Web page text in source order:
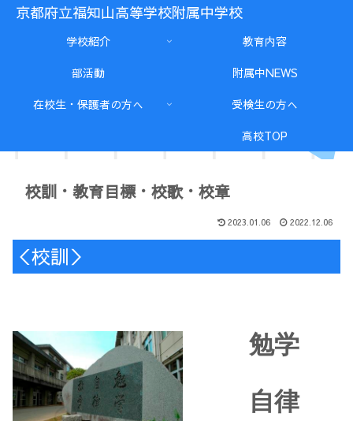
京都府立福知山高等学校附属中学校
学校紹介
教育内容
部活動
附属中NEWS
在校生・保護者の方へ
受検生の方へ
高校TOP
校訓・教育目標・校歌・校章
2023.01.06 2022.12.06
＜校訓＞
勉学
自律